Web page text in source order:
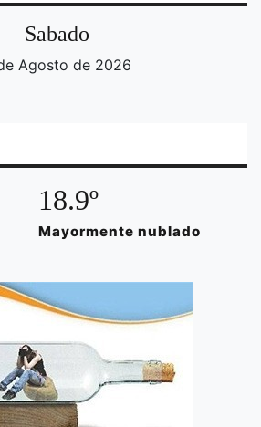
Sabado
Agosto de 2026
18.9º
Mayormente nublado